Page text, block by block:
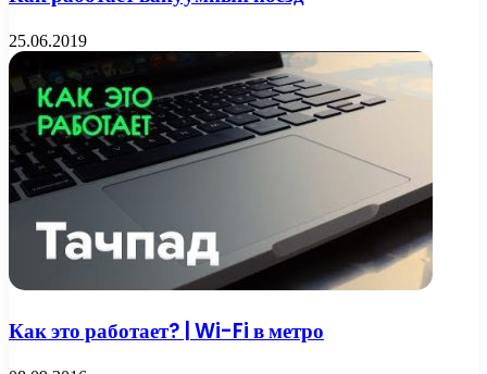
25.06.2019
Как это работает? | Wi-Fi в метро